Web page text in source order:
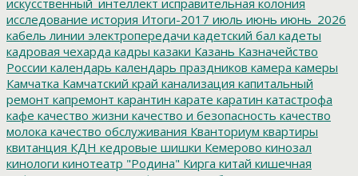
исследование история Итоги-2017 июль июнь июнь_2026
кабель линии электропередачи кадетский бал кадеты
кадровая чехарда кадры казаки Казань Казначейство
России календарь календарь праздников камера камеры
Камчатка Камчатский край канализация капитальный
ремонт капремонт карантин карате каратин катастрофа
кафе качество жизни качество и безопасность качество
молока качество обслуживания Кванториум квартиры
квитанция КДН кедровые шишки Кемерово кинозал
кинологи кинотеатр "Родина" Кирга китай кишечная